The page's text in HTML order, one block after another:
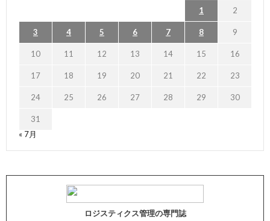
1 2
3 4 5 6 7 8 9
10 11 12 13 14 15 16
17 18 19 20 21 22 23
24 25 26 27 28 29 30
31
« 7月
ロジスティクス管理の専門誌